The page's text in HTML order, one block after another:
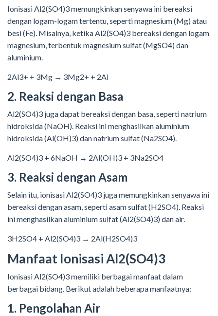
Ionisasi Al2(SO4)3 memungkinkan senyawa ini bereaksi
dengan logam-logam tertentu, seperti magnesium (Mg) atau
besi (Fe). Misalnya, ketika Al2(SO4)3 bereaksi dengan logam
magnesium, terbentuk magnesium sulfat (MgSO4) dan
aluminium.
2Al3+ + 3Mg → 3Mg2+ + 2Al
2. Reaksi dengan Basa
Al2(SO4)3 juga dapat bereaksi dengan basa, seperti natrium
hidroksida (NaOH). Reaksi ini menghasilkan aluminium
hidroksida (Al(OH)3) dan natrium sulfat (Na2SO4).
Al2(SO4)3 + 6NaOH → 2Al(OH)3 + 3Na2SO4
3. Reaksi dengan Asam
Selain itu, ionisasi Al2(SO4)3 juga memungkinkan senyawa ini
bereaksi dengan asam, seperti asam sulfat (H2SO4). Reaksi
ini menghasilkan aluminium sulfat (Al2(SO4)3) dan air.
3H2SO4 + Al2(SO4)3 → 2Al(H2SO4)3
Manfaat Ionisasi Al2(SO4)3
Ionisasi Al2(SO4)3 memiliki berbagai manfaat dalam
berbagai bidang. Berikut adalah beberapa manfaatnya:
1. Pengolahan Air